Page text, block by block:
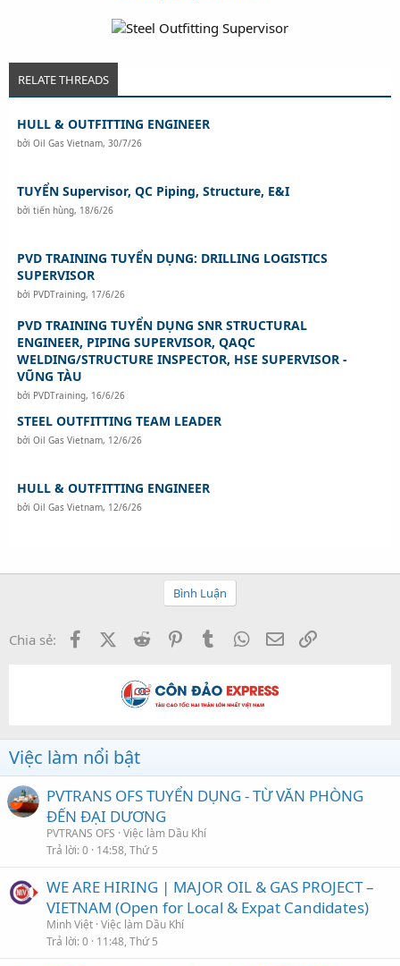
RELATE THREADS
HULL & OUTFITTING ENGINEER
bởi Oil Gas Vietnam, 30/7/26
TUYỂN Supervisor, QC Piping, Structure, E&I
bởi tiến hùng, 18/6/26
PVD TRAINING TUYỂN DỤNG: DRILLING LOGISTICS
SUPERVISOR
bởi PVDTraining, 17/6/26
PVD TRAINING TUYỂN DỤNG SNR STRUCTURAL
ENGINEER, PIPING SUPERVISOR, QAQC
WELDING/STRUCTURE INSPECTOR, HSE SUPERVISOR -
VŨNG TÀU
bởi PVDTraining, 16/6/26
STEEL OUTFITTING TEAM LEADER
bởi Oil Gas Vietnam, 12/6/26
HULL & OUTFITTING ENGINEER
bởi Oil Gas Vietnam, 12/6/26
Bình Luận
Chia sẻ: FacebookX (Twitter)
Reddit PinterestTumblr WhatsApp
Email
Việc làm nổi bật
PVTRANS OFS TUYỂN DỤNG - TỪ VĂN PHÒNG
ĐẾN ĐẠI DƯƠNG
PVTRANS OFS Việc làm Dầu Khí
Trả lời 0 14:58, Thứ 5
WE ARE HIRING | MAJOR OIL & GAS PROJECT –
VIETNAM (Open for Local & Expat Candidates)
Minh Việt Việc làm Dầu Khí
Trả lời 0 11:48, Thứ 5